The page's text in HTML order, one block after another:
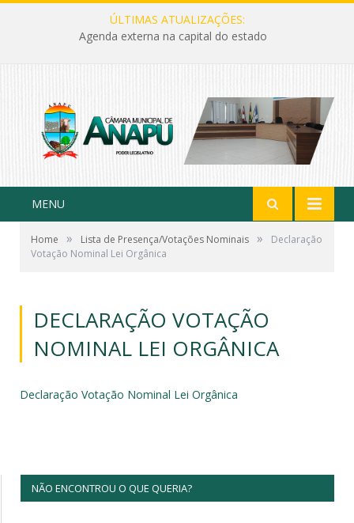
ÚLTIMAS ATUALIZAÇÕES:
Agenda externa na capital do estado
MENU
Home » Lista de Presença/Votações Nominais »
Declaração
Votação Nominal Lei Orgânica
DECLARAÇÃO VOTAÇÃO
NOMINAL LEI ORGÂNICA
Declaração Votação Nominal Lei Orgânica
NÃO ENCONTROU O QUE QUERIA?